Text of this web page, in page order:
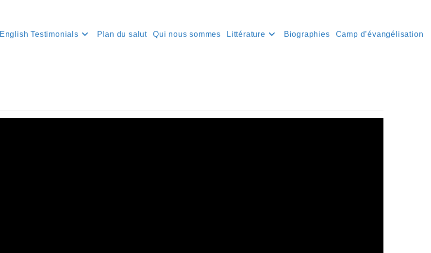
English Testimonials Plan du salut Qui nous sommes Littérature Biographies Camp d’évangélisation